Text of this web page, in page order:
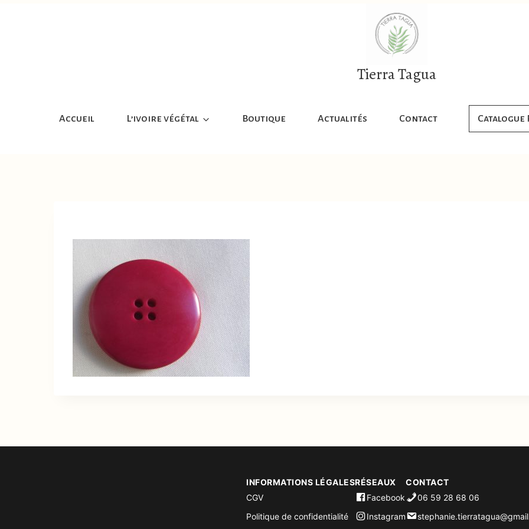
Tierra Tagua
Accueil L’ivoire végétal Boutique Actualités Contact Catalogue
INFORMATIONS LÉGALES
CGV
Politique de confidentialité
RÉSEAUX
Facebook
Instagram
CONTACT
06 59 28 68 06